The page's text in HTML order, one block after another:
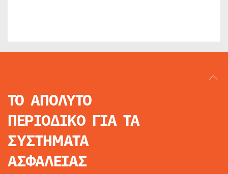
ΤΟ ΑΠΟΛΥΤΟ
ΠΕΡΙΟΔΙΚΟ ΓΙΑ ΤΑ
ΣΥΣΤΗΜΑΤΑ
ΑΣΦΑΛΕΙΑΣ